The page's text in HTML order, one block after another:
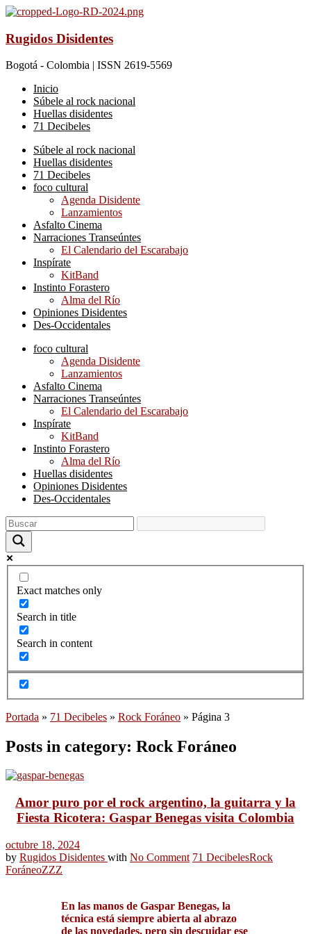
Rugidos Disidentes
Bogotá - Colombia | ISSN 2619-5569
Inicio
Súbele al rock nacional
Huellas disidentes
71 Decibeles
Súbele al rock nacional
Huellas disidentes
71 Decibeles
foco cultural
Agenda Disidente
Lanzamientos
Asfalto Cinema
Narraciones Transeúntes
El Calendario del Escarabajo
Inspírate
KitBand
Instinto Forastero
Alma del Río
Opiniones Disidentes
Des-Occidentales
foco cultural
Agenda Disidente
Lanzamientos
Asfalto Cinema
Narraciones Transeúntes
El Calendario del Escarabajo
Inspírate
KitBand
Instinto Forastero
Alma del Río
Huellas disidentes
Opiniones Disidentes
Des-Occidentales
Exact matches only
Search in title
Search in content
Portada » 71 Decibeles » Rock Foráneo » Página 3
Posts in category: Rock Foráneo
Amor puro por el rock argentino, la guitarra y la
Fiesta Ricotera: Gaspar Benegas visita Colombia
octubre 18, 2024
by Rugidos Disidentes with No Comment 71 DecibelesRock
ForáneoZZZ
En las manos de Gaspar Benegas, la
técnica está siempre abierta al abrazo
de las novedades, pero sin descuidar ese